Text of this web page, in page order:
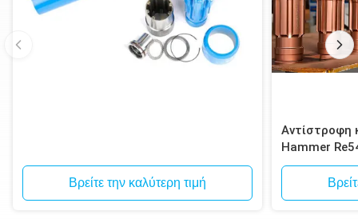
Βρείτε την καλύτερη τιμή
Αντίστροφη
Hammer
κυκλοφορία